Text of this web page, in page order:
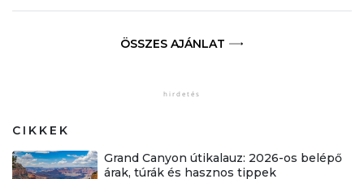
ÖSSZES AJÁNLAT
CIKKEK
Grand Canyon útikalauz: 2026-os belépő
árak, túrák és hasznos tippek